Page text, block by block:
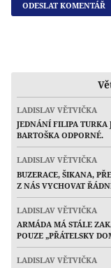
LADISLAV VĚTVIČKA
JEDNÁNÍ FILIPA TURKA
BARTOŠKA ODPORNÉ.
LADISLAV VĚTVIČKA
BUZERACE, ŠIKANA,
Z NÁS VYCHOVAT
LADISLAV VĚTVIČKA
ARMÁDA MÁ STÁLE
POUZE „PŘÁTELSKY
LADISLAV VĚTVIČKA